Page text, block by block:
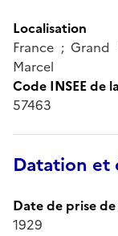
Localisation
France ;
Marcel
Code INSEE de
57463
Datation et
Date de prise
1929